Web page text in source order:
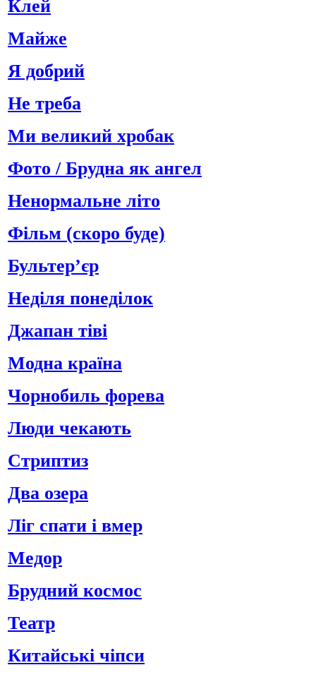
Клей
Майже
Я добрий
Не треба
Ми великий хробак
Фото / Брудна як ангел
Ненормальне літо
Фільм (скоро буде)
Бультер’єр
Неділя понеділок
Джапан тіві
Модна країна
Чорнобиль форева
Люди чекають
Стриптиз
Два озера
Ліг спати і вмер
Медор
Брудний космос
Театр
Китайські чіпси